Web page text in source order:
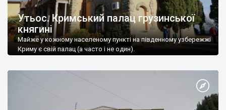
Утьос. Кримський палац грузинської
княгині
Майже у кожному населеному пункті на південному узбережжі
Криму є свій палац (а часто і не один).